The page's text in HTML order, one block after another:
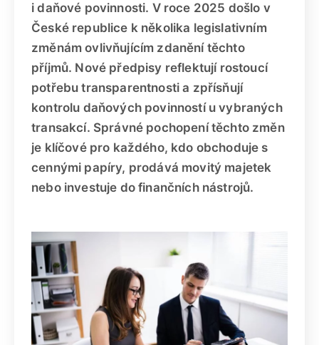
i daňové povinnosti. V roce 2025 došlo v
České republice k několika legislativním
změnám ovlivňujícím zdanění těchto
příjmů. Nové předpisy reflektují rostoucí
potřebu transparentnosti a zpřísňují
kontrolu daňových povinností u vybraných
transakcí. Správné pochopení těchto změn
je klíčové pro každého, kdo obchoduje s
cennými papíry, prodává movitý majetek
nebo investuje do finančních nástrojů.